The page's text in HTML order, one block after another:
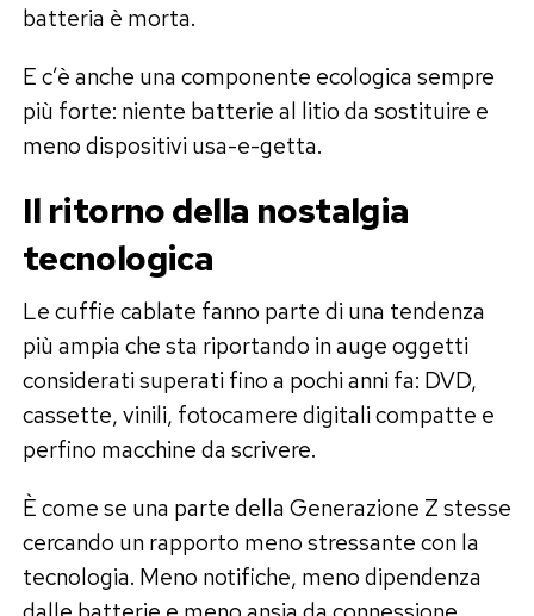
batteria è morta.
E c’è anche una componente ecologica sempre
più forte: niente batterie al litio da sostituire e
meno dispositivi usa-e-getta.
Il ritorno della nostalgia
tecnologica
Le cuffie cablate fanno parte di una tendenza
più ampia che sta riportando in auge oggetti
considerati superati fino a pochi anni fa: DVD,
cassette, vinili, fotocamere digitali compatte e
perfino macchine da scrivere.
È come se una parte della Generazione Z stesse
cercando un rapporto meno stressante con la
tecnologia. Meno notifiche, meno dipendenza